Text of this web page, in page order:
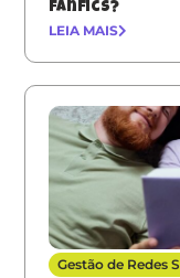
fanfics?
LEIA MAIS
Gestão de Redes